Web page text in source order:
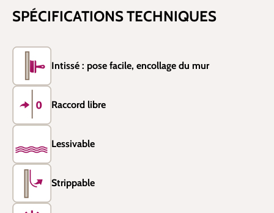
SPÉCIFICATIONS TECHNIQUES
Intissé : pose facile, encollage du mur
Raccord libre
Lessivable
Strippable